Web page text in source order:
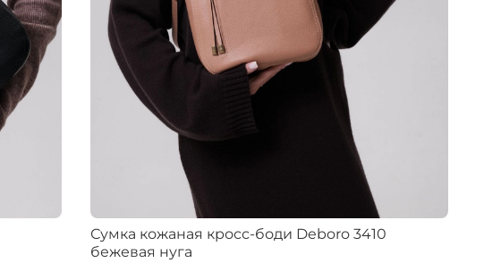
Сумка кожаная кросс-боди Deboro 3410
бежевая нуга